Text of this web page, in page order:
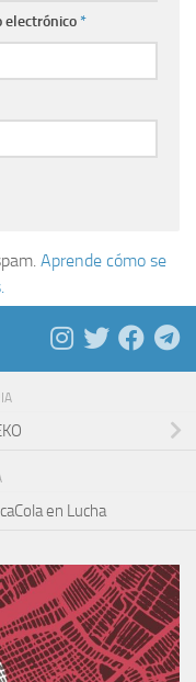
electrónico*
Aprende cómo se
en Lucha